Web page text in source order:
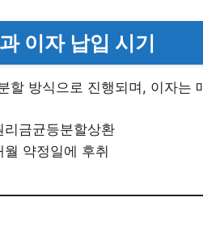
이자 납입 시기
할 방식으로 진행되며, 이자는
리금균등분할상환
월 약정일에 후취